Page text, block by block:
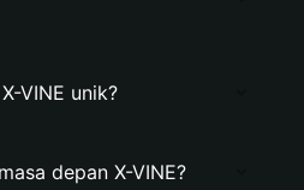
VINE unik?
depan X-VINE?